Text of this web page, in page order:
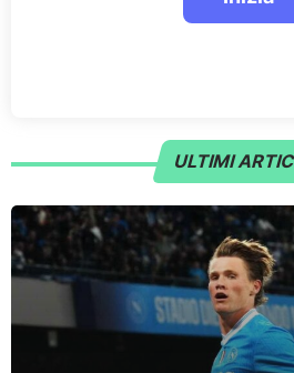
ULTIMI